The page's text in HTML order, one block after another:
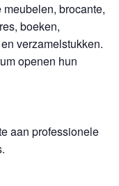
brocante,
boeken,
verzamelstukken.
openen hun
aan professionele